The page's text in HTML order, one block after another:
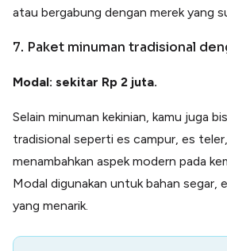
atau bergabung dengan merek yang
7. Paket minuman tradisional
Modal: sekitar Rp 2 juta.
Selain minuman kekinian, kamu juga
tradisional seperti es campur, es
menambahkan aspek modern pada
Modal digunakan untuk bahan segar,
yang menarik.